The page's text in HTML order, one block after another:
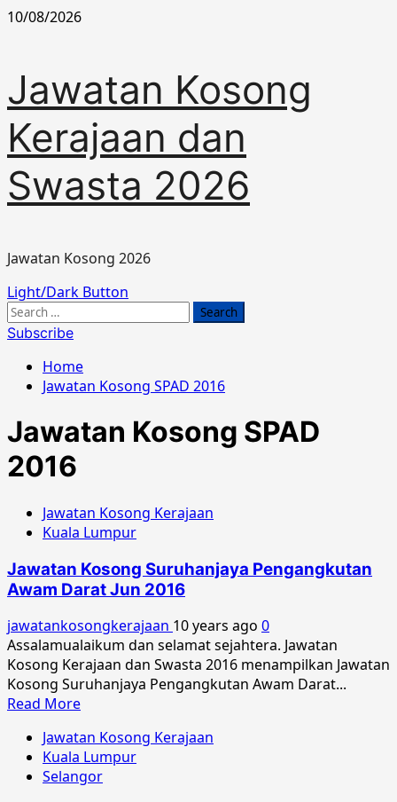
Skip
10/08/2026
Jawatan Kosong
Kerajaan dan
Swasta 2026
Jawatan Kosong 2026
Primary
Menu
Light/Dark Button
Search
for:
Subscribe
Home
Jawatan Kosong SPAD 2016
Jawatan Kosong SPAD
2016
Jawatan Kosong Kerajaan
Kuala Lumpur
Jawatan Kosong Suruhanjaya Pengangkutan
Awam Darat Jun 2016
jawatankosongkerajaan 10 years ago 0
Assalamualaikum dan selamat sejahtera. Jawatan
Kosong Kerajaan dan Swasta 2016 menampilkan Jawatan
Kosong Suruhanjaya Pengangkutan Awam Darat...
Read MoreRead
about
Jawatan
Kosong
Jawatan Kosong Kerajaan
Kuala Lumpur
Selangor